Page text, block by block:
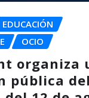
EDUCACIÓN
OCIO
organiza
pública